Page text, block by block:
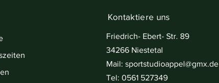
Kontaktiere uns
Friedrich- Ebert- Str. 89
34266 Niestetal
Mail: sportstudioappel@gmx.de
Tel: 0561 527349